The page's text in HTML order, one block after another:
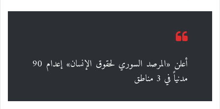
أعلن «المرصد السوري لحقوق الإنسان» إعدام 90
مدنياً في 3 مناطق